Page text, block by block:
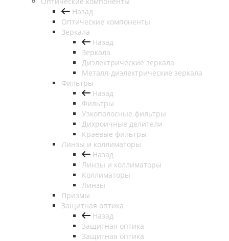
Назад
Оптические компоненты
Зеркала
Назад
Зеркала
Диэлектрические зеркала
Металл-диэлектрические зеркала
Фильтры
Назад
Фильтры
Узкополосные фильтры
Дихроичные делители
Краевые фильтры
Линзы и коллиматоры
Назад
Линзы и коллиматоры
Коллиматоры
Линзы
Призмы
Защитная оптика
Назад
Защитная оптика
Защитная оптика